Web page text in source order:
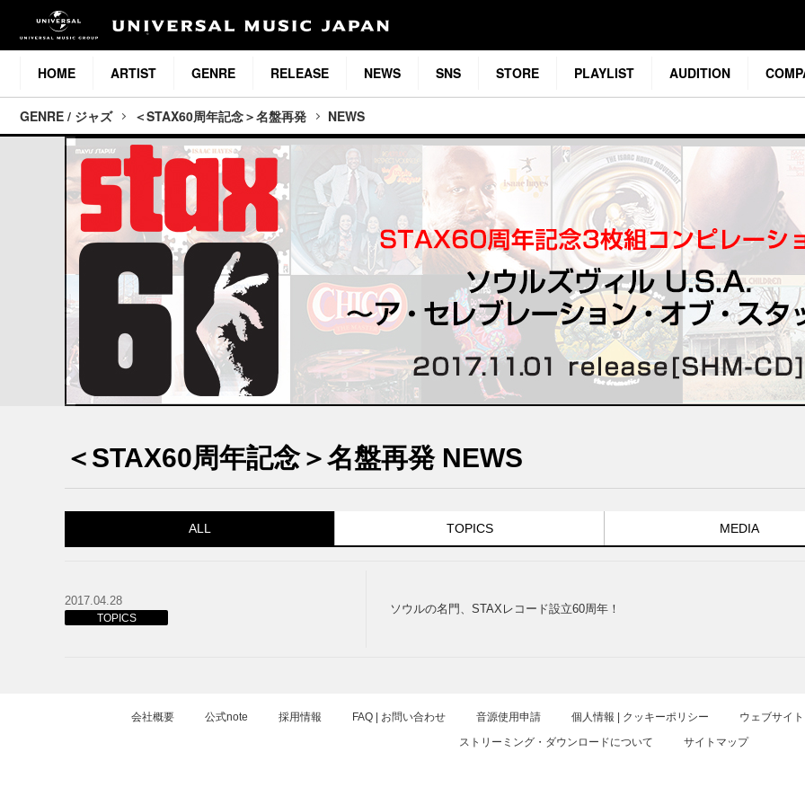
HOME ARTIST GENRE RELEASE NEWS SNS STORE PLAYLIST AUDITION
GENRE / ジャズ ＜STAX60周年記念＞名盤再発 NEWS
＜STAX60周年記念＞名盤再発 NEWS
ALL TOPICS MEDIA
2017.04.28
TOPICS
ソウルの名門、STAXレコード設立60周年！
会社概要 公式note 採用情報 FAQ | お問い合わせ 音源使用申請 個人情報 | クッキーポリシー ウェブサイ
ストリーミング・ダウンロードについて サイトマップ